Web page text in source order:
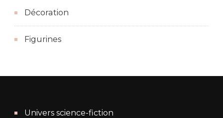
Décoration
Figurines
Univers science-fiction